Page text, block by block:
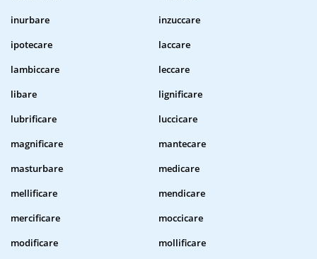
inurbare
inzuccare
ipotecare
laccare
lambiccare
leccare
libare
lignificare
lubrificare
luccicare
magnificare
mantecare
masturbare
medicare
mellificare
mendicare
mercificare
moccicare
modificare
mollificare